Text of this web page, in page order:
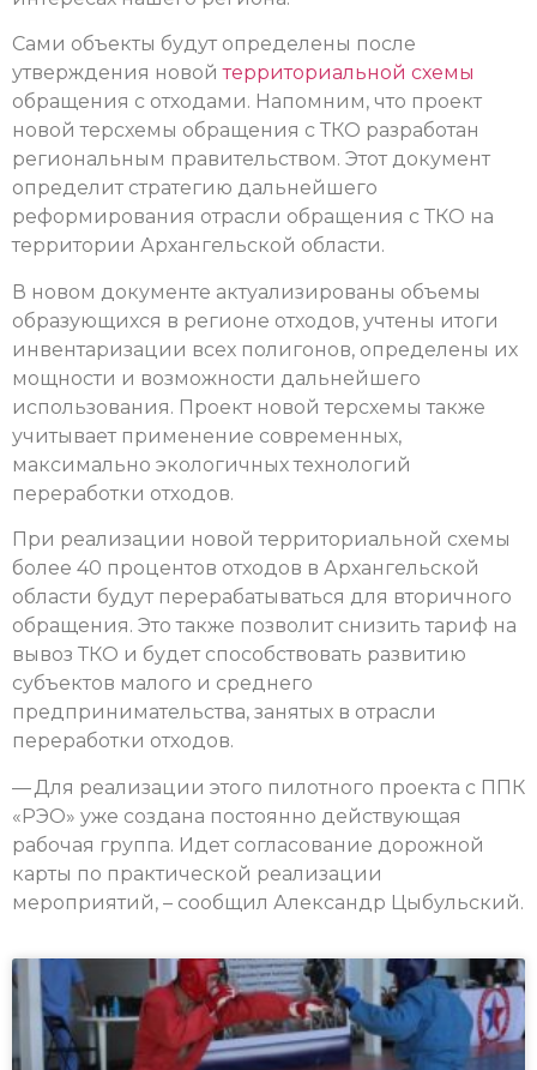
Сами объекты будут определены после
утверждения новойтерриториальной схемы
обращения с отходами. Напомним, что проект
новой терсхемы обращения с ТКО разработан
региональным правительством. Этот документ
определит стратегию дальнейшего
реформирования отрасли обращения с ТКО на
территории Архангельской области.
В новом документе актуализированы объемы
образующихся в регионе отходов, учтены итоги
инвентаризации всех полигонов, определены их
мощности и возможности дальнейшего
использования. Проект новой терсхемы также
учитывает применение современных,
максимально экологичных технологий
переработки отходов.
При реализации новой территориальной схемы
более 40 процентов отходов в Архангельской
области будут перерабатываться для вторичного
обращения. Это также позволит снизить тариф на
вывоз ТКО и будет способствовать развитию
субъектов малого и среднего
предпринимательства, занятых в отрасли
переработки отходов.
— Для реализации этого пилотного проекта с ППК
«РЭО» уже создана постоянно действующая
рабочая группа. Идет согласование дорожной
карты по практической реализации
мероприятий, – сообщил Александр Цыбульский.